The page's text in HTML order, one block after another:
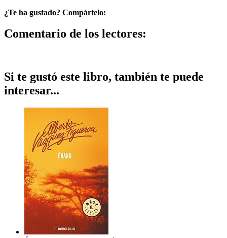
¿Te ha gustado? Compártelo:
Comentario de los lectores:
Si te gustó este libro, también te puede
interesar...